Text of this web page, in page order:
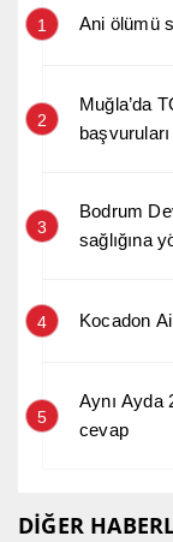
1 Ani ölümü
2
Muğla’da
3
Bodrum
sağlığına
4 Kocadon
5
Aynı Ayda
cevap
DİĞER